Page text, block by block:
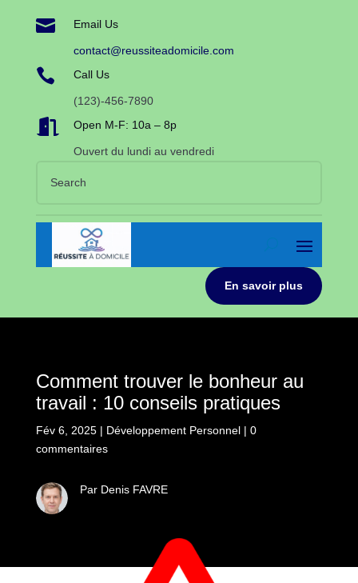
 Email Us
contact@reussiteadomicile.com
 Call Us
(123)-456-7890
 Open M-F: 10a – 8p
Ouvert du lundi au vendredi
En savoir plus
Comment trouver le bonheur au
travail : 10 conseils pratiques
Fév 6, 2025| Développement Personnel| 0
commentaires
Par Denis FAVRE